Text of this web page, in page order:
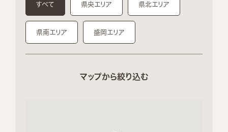
すべて 県央エリア 県北エリア
県南エリア 盛岡エリア
マップから絞り込む